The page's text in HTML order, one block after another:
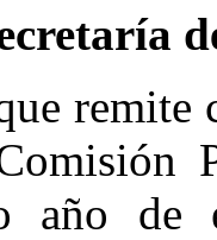
remite
año de